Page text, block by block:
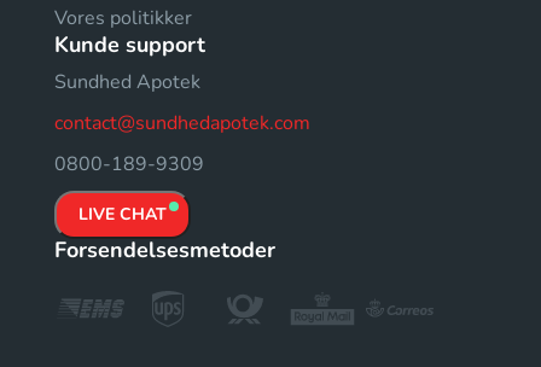
Vores politikker
Kunde support
Sundhed Apotek
contact@sundhedapotek.com
0800-189-9309
LIVE CHAT
Forsendelsesmetoder